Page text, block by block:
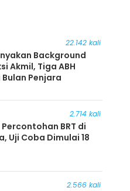
22.142 kali
Background
Akmil, Tiga ABH
Penjara
2.714 kali
BRT di
Uji Coba Dimulai 18
2.566 kali